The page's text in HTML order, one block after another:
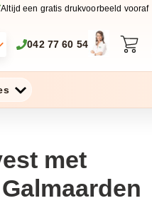
Altijd een gratis drukvoorbeeld vooraf
042 77 60 54
met